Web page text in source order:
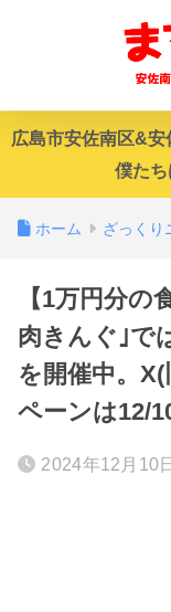
広島市安佐南区&安
僕たち
ホーム ざっくり
【1万円分
肉きんぐ｣で
を開催中。
ペーンは12/
2024年12月10日